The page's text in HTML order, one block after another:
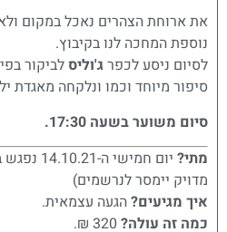
את ארוחת הצהרים נאכל במקום
נוספת המחכה לנו בקיבוץ.
לסיום ניסע לכפרג'וליסלביקור
סיפור מיוחד וכמו ונלקחה מאגדת
סיום משוער בשעה 17:30.
מתי?
מדויק יימסר לנרשמים)
איך מגיעים?הגעה עצמאית.
כמה זה עולה?